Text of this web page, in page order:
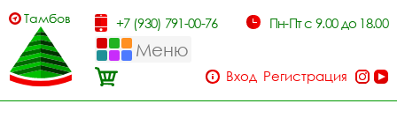
Тамбов +7 (930) 791-00-76 Пн-Пт с 9.00 до 18.00
Меню
Вход Регистрация